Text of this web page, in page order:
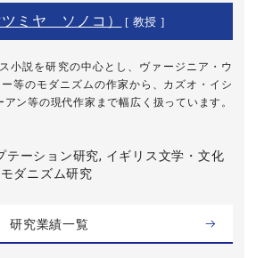
ミヤ ソノコ） [ 教授 ]
小説を研究の中心とし、ヴァージニア・ウ
等のモダニズムの作家から、カズオ・イシ
ン等の現代作家まで幅広く扱っています。
テーション研究, イギリス文学・文化
ダニズム研究
研究業績一覧